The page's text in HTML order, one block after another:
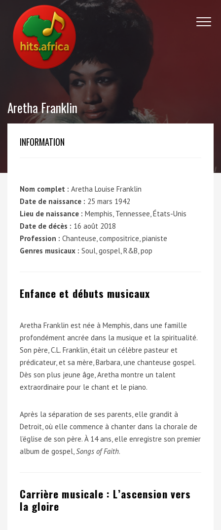
Aretha Franklin
INFORMATION
Nom complet : Aretha Louise Franklin
Date de naissance : 25 mars 1942
Lieu de naissance : Memphis, Tennessee, États-Unis
Date de décès : 16 août 2018
Profession : Chanteuse, compositrice, pianiste
Genres musicaux : Soul, gospel, R&B, pop
Enfance et débuts musicaux
Aretha Franklin est née à Memphis, dans une famille
profondément ancrée dans la musique et la spiritualité.
Son père, C.L. Franklin, était un célèbre pasteur et
prédicateur, et sa mère, Barbara, une chanteuse gospel.
Dès son plus jeune âge, Aretha montre un talent
extraordinaire pour le chant et le piano.
Après la séparation de ses parents, elle grandit à
Detroit, où elle commence à chanter dans la chorale de
l’église de son père. À 14 ans, elle enregistre son premier
album de gospel,Songs of Faith.
Carrière musicale : L’ascension vers
la gloire